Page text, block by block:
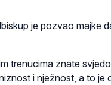
je pozvao majke
trenucima znate
i nježnost, a to je